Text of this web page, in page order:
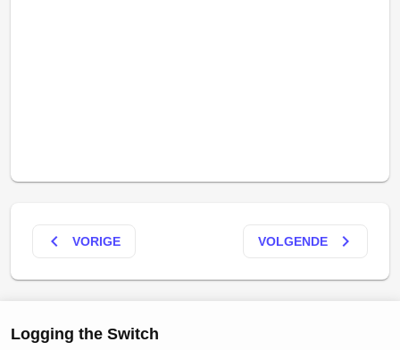
keyboard_arrow_left VORIGE VOLGENDE keyboard_arrow_right
Logging the Switch